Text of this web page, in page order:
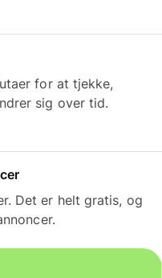
for at tjekke,
sig over tid.
Det er helt gratis, og